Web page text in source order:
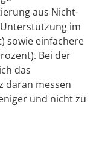
aus Nicht-
im
sowie einfachere
Bei der
das
daran messen
und nicht zu